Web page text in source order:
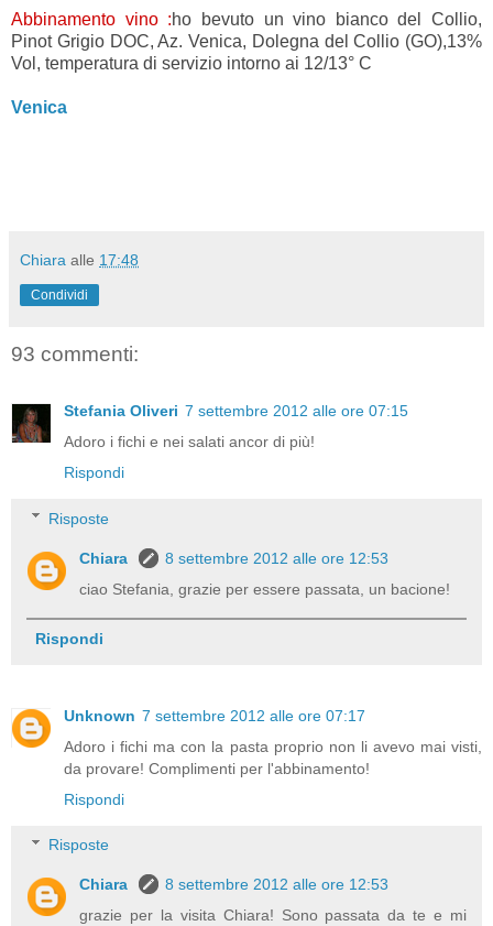
Abbinamento vino :ho bevuto un vino bianco del Collio,
Pinot Grigio DOC, Az. Venica, Dolegna del Collio (GO),13%
Vol, temperatura di servizio intorno ai 12/13° C
Venica
Chiara alle 17:48
Condividi
93 commenti:
Stefania Oliveri 7 settembre 2012 alle ore 07:15
Adoro i fichi e nei salati ancor di più!
Rispondi
Risposte
Chiara
8 settembre 2012 alle ore 12:53
ciao Stefania, grazie per essere passata, un bacione!
Rispondi
Unknown 7 settembre 2012 alle ore 07:17
Adoro i fichi ma con la pasta proprio non li avevo mai visti,
da provare! Complimenti per l'abbinamento!
Rispondi
Risposte
Chiara
8 settembre 2012 alle ore 12:53
grazie per la visita Chiara! Sono passata da te e mi